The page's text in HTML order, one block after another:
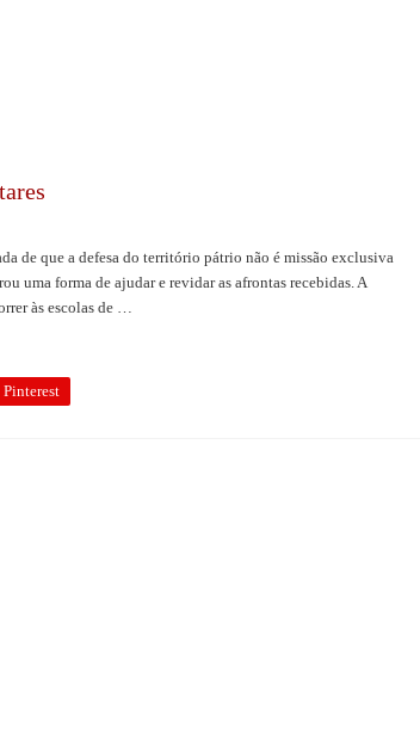
de que a defesa do território pátrio não é missão exclusiva
uma forma de ajudar e revidar as afrontas recebidas. A
às escolas de …
Pinterest